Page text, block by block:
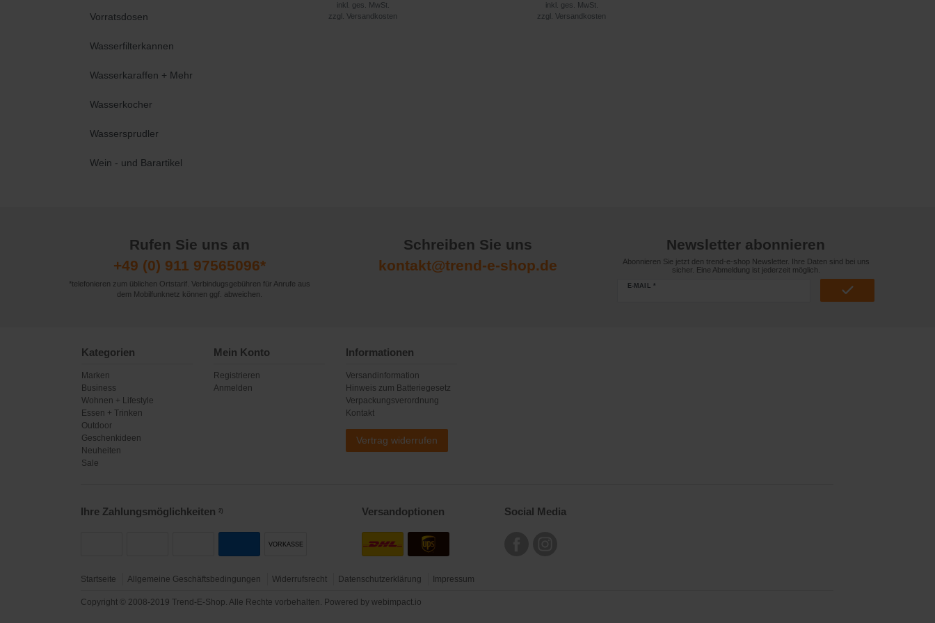
Vorratsdosen
Wasserfilterkannen
Wasserkaraffen + Mehr
Wasserkocher
Wassersprudler
Wein - und Barartikel
inkl. ges. MwSt.
zzgl.Versandkosten
inkl. ges. MwSt.
zzgl.Versandkosten
Rufen Sie uns an
+49 (0) 911 97565096*
*telefonieren zum üblichen Ortstarif. Verbindugsgebühren für Anrufe aus
dem Mobilfunknetz können ggf. abweichen.
Schreiben Sie uns
kontakt@trend-e-shop.de
Newsletter abonnieren
Abonnieren Sie jetzt den trend-e-shop Newsletter. Ihre Daten sind bei uns
sicher. Eine Abmeldung ist jederzeit möglich.
E-MAIL *
Kategorien
Marken
Business
Wohnen + Lifestyle
Essen + Trinken
Outdoor
Geschenkideen
Neuheiten
Sale
Mein Konto
Registrieren
Anmelden
Informationen
Versandinformation
Hinweis zum Batteriegesetz
Verpackungsverordnung
Kontakt
Vertrag widerrufen
Ihre Zahlungsmöglichkeiten 2)
VORKASSE
Versandoptionen Social Media
Startseite Allgemeine Geschäftsbedingungen Widerrufsrecht Datenschutzerklärung Impressum
Copyright © 2008-2019 Trend-E-Shop. Alle Rechte vorbehalten. Powered by webimpact.io